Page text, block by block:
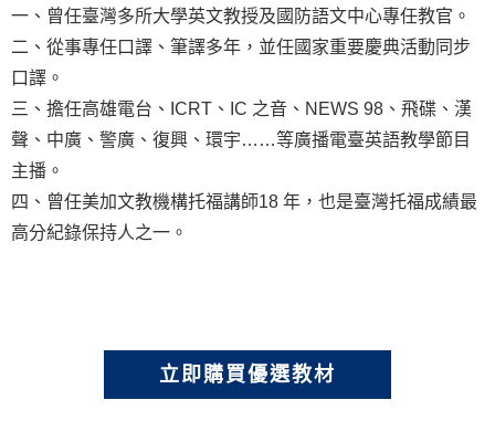
一、曾任臺灣多所大學英文教授及國防語文中心專任教官。
二、從事專任口譯、筆譯多年，並任國家重要慶典活動同步
口譯。
三、擔任高雄電台、ICRT、IC 之音、NEWS 98、飛碟、漢
聲、中廣、警廣、復興、環宇……等廣播電臺英語教學節目
主播。
四、曾任美加文教機構托福講師18 年，也是臺灣托福成績最
高分紀錄保持人之一。
立即購買優選教材